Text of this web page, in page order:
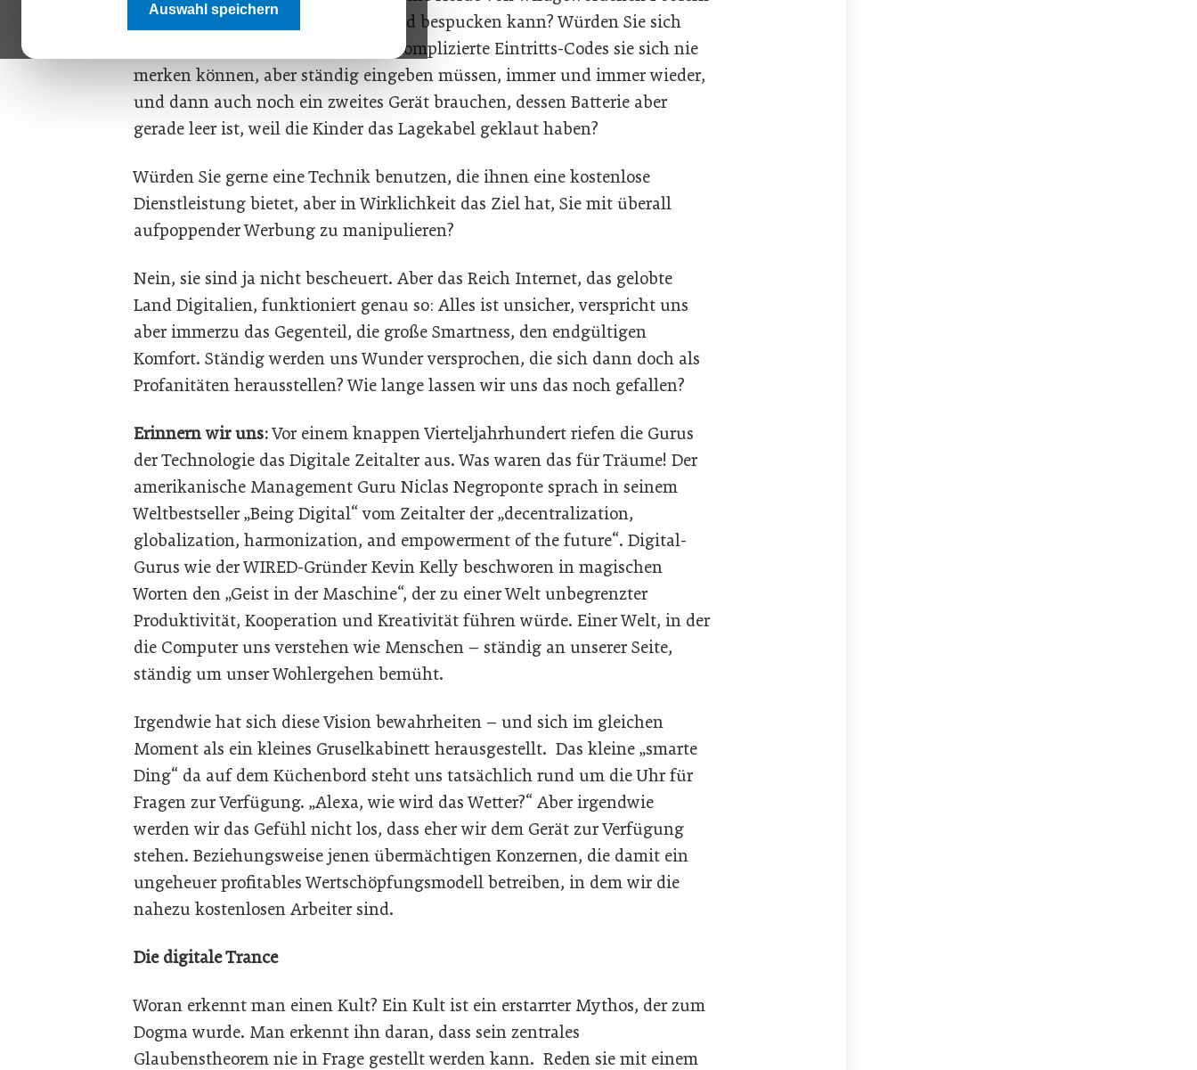
Auswahl speichern
sie jederzeit beschimpfen, treten und bespucken kann? Würden Sie sich
gerne in Räumen bewegen, deren komplizierte Eintritts-Codes sie sich nie
merken können, aber ständig eingeben müssen, immer und immer wieder,
und dann auch noch ein zweites Gerät brauchen, dessen Batterie aber
gerade leer ist, weil die Kinder das Lagekabel geklaut haben?
Würden Sie gerne eine Technik benutzen, die ihnen eine kostenlose
Dienstleistung bietet, aber in Wirklichkeit das Ziel hat, Sie mit überall
aufpoppender Werbung zu manipulieren?
Nein, sie sind ja nicht bescheuert. Aber das Reich Internet, das gelobte
Land Digitalien, funktioniert genau so: Alles ist unsicher, verspricht uns
aber immerzu das Gegenteil, die große Smartness, den endgültigen
Komfort. Ständig werden uns Wunder versprochen, die sich dann doch als
Profanitäten herausstellen? Wie lange lassen wir uns das noch gefallen?
Erinnern wir uns:Vor einem knappen Vierteljahrhundert riefen die Gurus
der Technologie das Digitale Zeitalter aus. Was waren das für Träume! Der
amerikanische Management Guru Niclas Negroponte sprach in seinem
Weltbestseller „Being Digital“ vom Zeitalter der „decentralization,
globalization, harmonization, and empowerment of the future“. Digital-
Gurus wie der WIRED-Gründer Kevin Kelly beschworen in magischen
Worten den „Geist in der Maschine“, der zu einer Welt unbegrenzter
Produktivität, Kooperation und Kreativität führen würde. Einer Welt, in der
die Computer uns verstehen wie Menschen – ständig an unserer Seite,
ständig um unser Wohlergehen bemüht.
Irgendwie hat sich diese Vision bewahrheiten – und sich im gleichen
Moment als ein kleines Gruselkabinett herausgestellt. Das kleine „smarte
Ding“ da auf dem Küchenbord steht uns tatsächlich rund um die Uhr für
Fragen zur Verfügung. „Alexa, wie wird das Wetter?“ Aber irgendwie
werden wir das Gefühl nicht los, dass eher wir dem Gerät zur Verfügung
stehen. Beziehungsweise jenen übermächtigen Konzernen, die damit ein
ungeheuer profitables Wertschöpfungsmodell betreiben, in dem wir die
nahezu kostenlosen Arbeiter sind.
Die digitale Trance
Woran erkennt man einen Kult? Ein Kult ist ein erstarrter Mythos, der zum
Dogma wurde. Man erkennt ihn daran, dass sein zentrales
Glaubenstheorem nie in Frage gestellt werden kann. Reden sie mit einem